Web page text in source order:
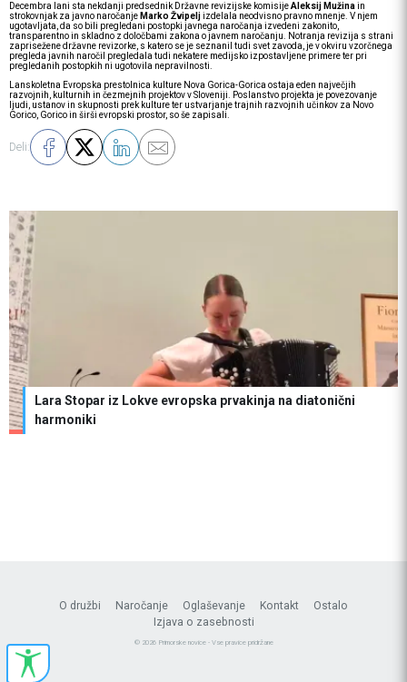
Decembra lani sta nekdanji predsednik Državne revizijske komisijeAleksij Mužinain
strokovnjak za javno naročanje Marko Žvipeljizdelala neodvisno pravno mnenje. V njem
ugotavljata, da so bili pregledani postopki javnega naročanja izvedeni zakonito,
transparentno in skladno z določbami zakona o javnem naročanju. Notranja revizija s strani
zaprisežene državne revizorke, s katero se je seznanil tudi svet zavoda, je v okviru vzorčnega
pregleda javnih naročil pregledala tudi nekatere medijsko izpostavljene primere ter pri
pregledanih postopkih ni ugotovila nepravilnosti.
Lanskoletna Evropska prestolnica kulture Nova Gorica-Gorica ostaja eden največjih
razvojnih, kulturnih in čezmejnih projektov v Sloveniji. Poslanstvo projekta je povezovanje
ljudi, ustanov in skupnosti prek kulture ter ustvarjanje trajnih razvojnih učinkov za Novo
Gorico, Gorico in širši evropski prostor, so še zapisali.
Deli:
Lara Stopar iz Lokve evropska prvakinja na diatonični
harmoniki
O družbi Naročanje Oglaševanje Kontakt
Ostalo
Izjava o zasebnosti
© 2026 Primorske novice - Vse pravice pridržane